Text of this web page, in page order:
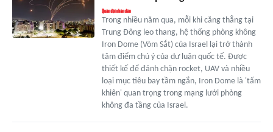
Trong nhiều năm qua, mỗi khi căng thẳng tại
Trung Đông leo thang, hệ thống phòng không
Iron Dome (Vòm Sắt) của Israel lại trở thành
tâm điểm chú ý của dư luận quốc tế. Được
thiết kế để đánh chặn rocket, UAV và nhiều
loại mục tiêu bay tầm ngắn, Iron Dome là 'tấm
khiên' quan trọng trong mạng lưới phòng
không đa tầng của Israel.